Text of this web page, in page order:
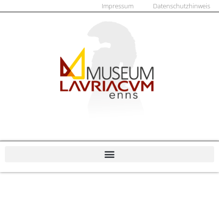
Impressum Datenschutzhinweis